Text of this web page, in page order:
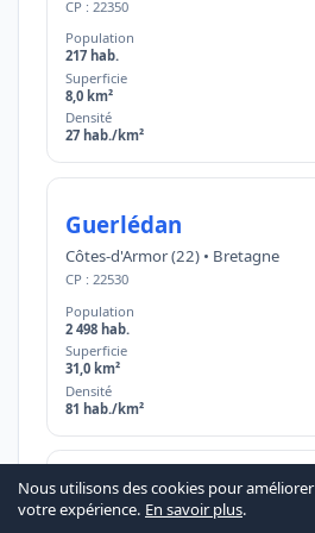
CP : 22350
Population
217 hab.
Superficie
8,0 km²
Densité
27 hab./km²
Guerlédan
Côtes-d'Armor (22) • Bretagne
CP : 22530
Population
2 498 hab.
Superficie
31,0 km²
Densité
81 hab./km²
Guingamp
Nous utilisons des cookies pour améliorer
votre expérience. En savoir plus.